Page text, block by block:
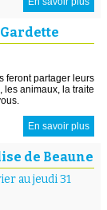
feront partager leurs
les animaux, la traite
En savoir plus
de Beaune
au jeudi 31